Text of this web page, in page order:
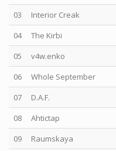
03
Interior Creak
04
The Kirbi
05
v4w.enko
06
Whole September
07
D.A.F.
08
Ahtictap
09
Raumskaya